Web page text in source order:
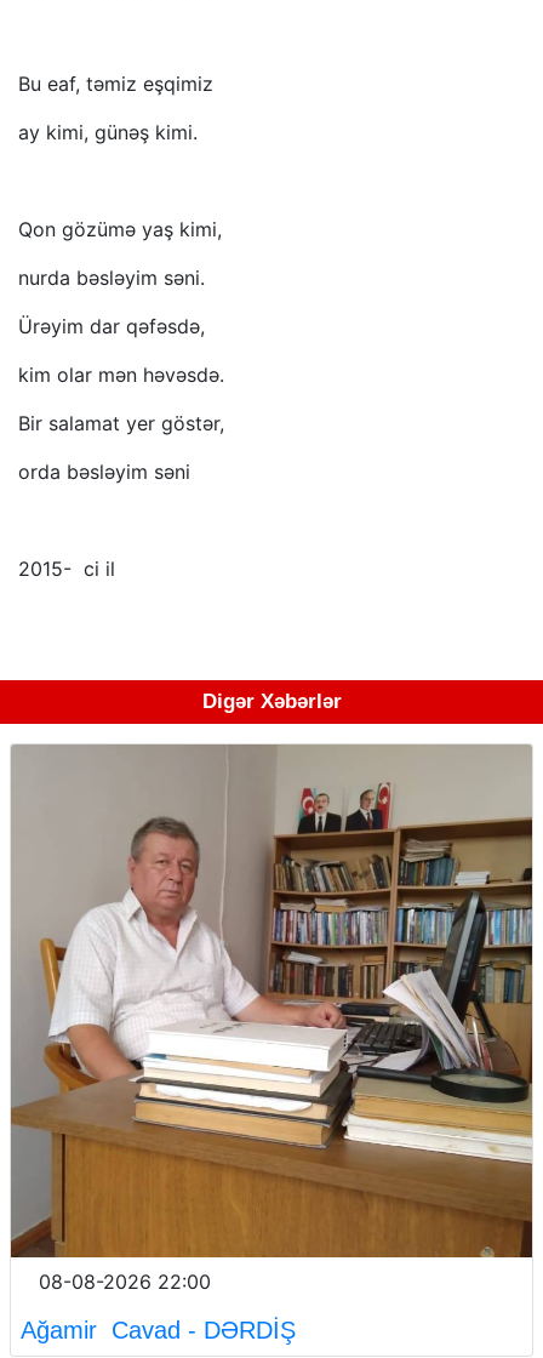
Bu eaf, təmiz eşqimiz
ay kimi, günəş kimi.
Qon gözümə yaş kimi,
nurda bəsləyim səni.
Ürəyim dar qəfəsdə,
kim olar mən həvəsdə.
Bir salamat yer göstər,
orda bəsləyim səni
2015- ci il
Digər Xəbərlər
08-08-2026 22:00
Ağamir Cavad - DƏRDİŞ